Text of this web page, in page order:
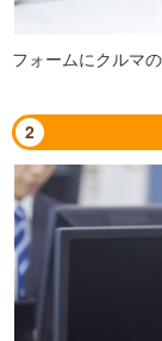
フォームにクルマ
2